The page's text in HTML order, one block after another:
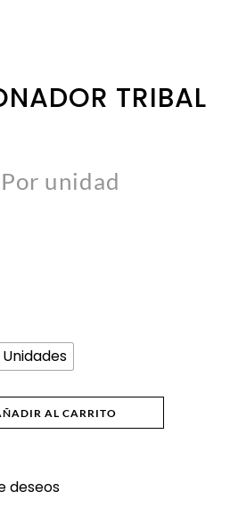
TRIBAL
Por unidad
AL CARRITO
deseos